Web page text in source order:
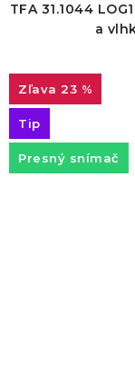
TFA 31.1044
a
23 %
Tip
Presný snímač